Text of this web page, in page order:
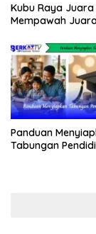
Kubu Raya Juara
Mempawah
Panduan
Tabungan